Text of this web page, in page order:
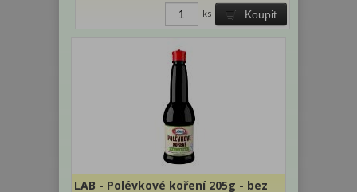
Koupit
ks
LAB - Polévkové koření 205g - bez